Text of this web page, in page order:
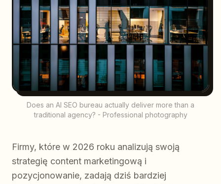
Does an AI SEO bureau actually deliver more than a
traditional agency? - Professional photography
Firmy, które w 2026 roku analizują swoją
strategię content marketingową i
pozycjonowanie, zadają dziś bardziej